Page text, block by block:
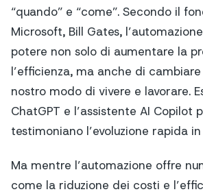
“quando” e “come”. Secondo il
Microsoft, Bill Gates,
potere non solo di aumentare la
l’efficienza, ma anche di
nostro modo di vivere e lavorare.
ChatGPT e l’assistente AI Copilot
testimoniano l’evoluzione rapida
Ma mentre l’automazione offre
come la riduzione dei costi e